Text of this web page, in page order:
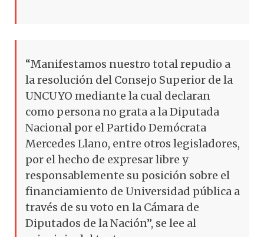
“Manifestamos nuestro total repudio a
la resolución del Consejo Superior de la
UNCUYO mediante la cual declaran
como persona no grata a la Diputada
Nacional por el Partido Demócrata
Mercedes Llano, entre otros legisladores,
por el hecho de expresar libre y
responsablemente su posición sobre el
financiamiento de Universidad pública a
través de su voto en la Cámara de
Diputados de la Nación”, se lee al